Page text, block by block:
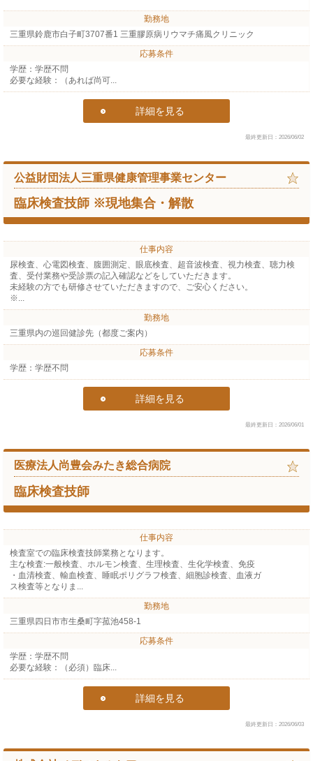
勤務地
三重県鈴鹿市白子町3707番1 三重膠原病リウマチ痛風クリニック
応募条件
学歴：学歴不問
必要な経験：（あれば尚可...
詳細を見る
最終更新日：2026/06/02
公益財団法人三重県健康管理事業センター
臨床検査技師 ※現地集合・解散
仕事内容
尿検査、心電図検査、腹囲測定、眼底検査、超音波検査、視力検査、聴力検
査、受付業務や受診票の記入確認などをしていただきます。
未経験の方でも研修させていただきますので、ご安心ください。
※...
勤務地
三重県内の巡回健診先（都度ご案内）
応募条件
学歴：学歴不問
詳細を見る
最終更新日：2026/06/01
医療法人尚豊会みたき総合病院
臨床検査技師
仕事内容
検査室での臨床検査技師業務となります。
主な検査:一般検査、ホルモン検査、生理検査、生化学検査、免疫
・血清検査、輸血検査、睡眠ポリグラフ検査、細胞診検査、血液ガ
ス検査等となりま...
勤務地
三重県四日市市生桑町字菰池458-1
応募条件
学歴：学歴不問
必要な経験：（必須）臨床...
詳細を見る
最終更新日：2026/06/03